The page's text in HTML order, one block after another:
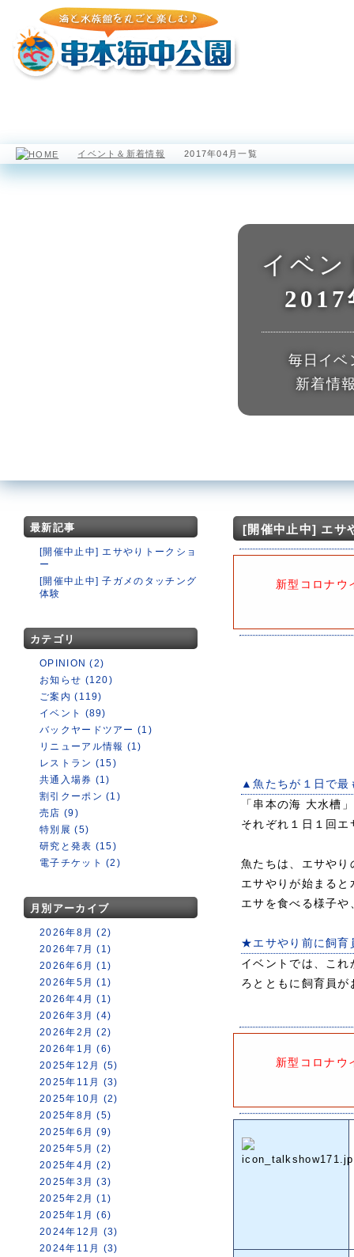
イベント＆新着情報 2017年04月一覧
イベン
2017
毎日イベ
新着情
最新記事
[開催中止中] エサやりトークショ
ー
[開催中止中] 子ガメのタッチング
体験
カテゴリ
OPINION (2)
お知らせ (120)
ご案内 (119)
イベント (89)
バックヤードツアー (1)
リニューアル情報 (1)
レストラン (15)
共通入場券 (1)
割引クーポン (1)
売店 (9)
特別展 (5)
研究と発表 (15)
電子チケット (2)
月別アーカイブ
2026年8月 (2)
2026年7月 (1)
2026年6月 (1)
2026年5月 (1)
2026年4月 (1)
2026年3月 (4)
2026年2月 (2)
2026年1月 (6)
2025年12月 (5)
2025年11月 (3)
2025年10月 (2)
2025年8月 (5)
2025年6月 (9)
2025年5月 (2)
2025年4月 (2)
2025年3月 (3)
2025年2月 (1)
2025年1月 (6)
2024年12月 (3)
2024年11月 (3)
[開催中止中] エサ
新型コロナウ
▲魚たちが１日で最
「串本の海 大水槽
それぞれ１日１回
魚たちは、エサや
エサやりが始まる
エサを食べる様子
★エサやり前に飼育
イベントでは、こ
ろとともに飼育員が
新型コロナウ